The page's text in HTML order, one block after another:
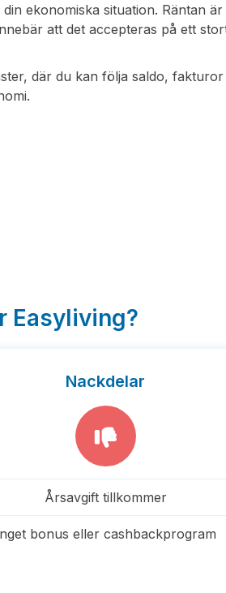
ekonomiska situation. Räntan
att det accepteras på ett
där du kan följa saldo,
Easyliving?
Nackdelar
Årsavgift tillkommer
bonus eller cashbackprogram